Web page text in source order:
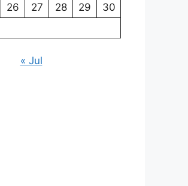
26 27 28 29
30
« Jul